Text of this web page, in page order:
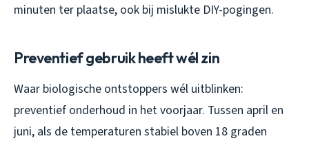
minuten ter plaatse, ook bij mislukte DIY-pogingen.
Preventief gebruik heeft wél zin
Waar biologische ontstoppers wél uitblinken:
preventief onderhoud in het voorjaar. Tussen april en
juni, als de temperaturen stabiel boven 18 graden